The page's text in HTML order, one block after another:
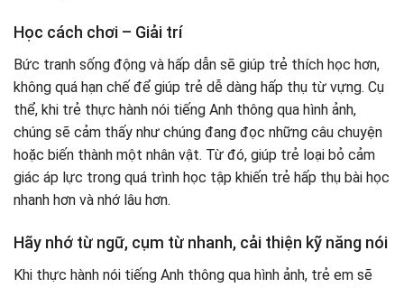
Học cách chơi – Giải trí
Bức tranh sống động và hấp dẫn sẽ giúp trẻ thích học hơn,
không quá hạn chế để giúp trẻ dễ dàng hấp thụ từ vựng. Cụ
thể, khi trẻ thực hành nói tiếng Anh thông qua hình ảnh,
chúng sẽ cảm thấy như chúng đang đọc những câu chuyện
hoặc biến thành một nhân vật. Từ đó, giúp trẻ loại bỏ cảm
giác áp lực trong quá trình học tập khiến trẻ hấp thụ bài học
nhanh hơn và nhớ lâu hơn.
Hãy nhớ từ ngữ, cụm từ nhanh, cải thiện kỹ năng nói
Khi thực hành nói tiếng Anh thông qua hình ảnh, trẻ em sẽ